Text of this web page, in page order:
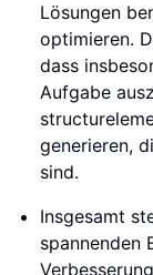
Lösungen
optimieren.
dass
Aufgabe
generieren,
sind.
Insgesamt
spannenden